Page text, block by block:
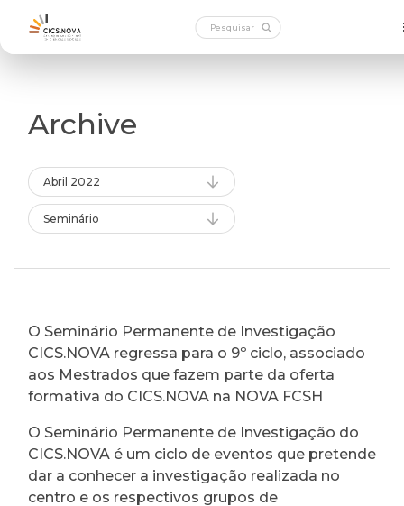
Archive
Abril 2022
Seminário
O Seminário Permanente de Investigação
CICS.NOVA regressa para o 9º ciclo, associado
aos Mestrados que fazem parte da oferta
formativa do CICS.NOVA na NOVA FCSH
O Seminário Permanente de Investigação do
CICS.NOVA é um ciclo de eventos que pretende
dar a conhecer a investigação realizada no
centro e os respectivos grupos de